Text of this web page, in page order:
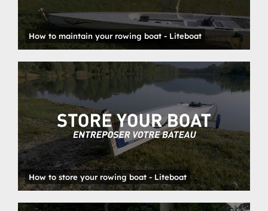
How to maintain your rowing boat - Liteboat
How to store your rowing boat - Liteboat